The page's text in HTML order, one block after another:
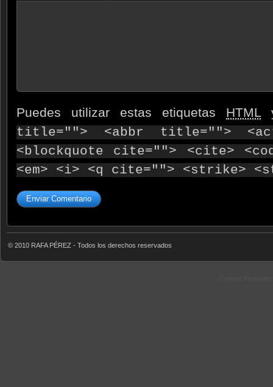
Puedes utilizar estas etiquetas HTML
title=""> <abbr title="">
<blockquote cite=""> <cite>
<em> <i> <q cite=""> <strike>
© 2010 RAFA PÉREZ - Todos los derechos reservados